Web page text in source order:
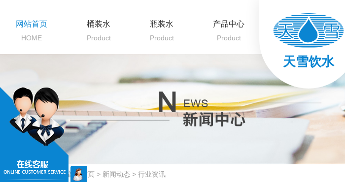
天雪饮水
网站首页
HOME
桶装水
Product
瓶装水
Product
产品中心
Product
当前位置：首页 > 新闻动态 > 行业资讯